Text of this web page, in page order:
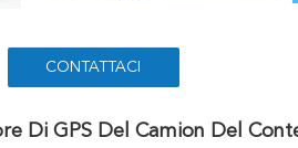
CONTATTACI
Di GPS Del Camion Del